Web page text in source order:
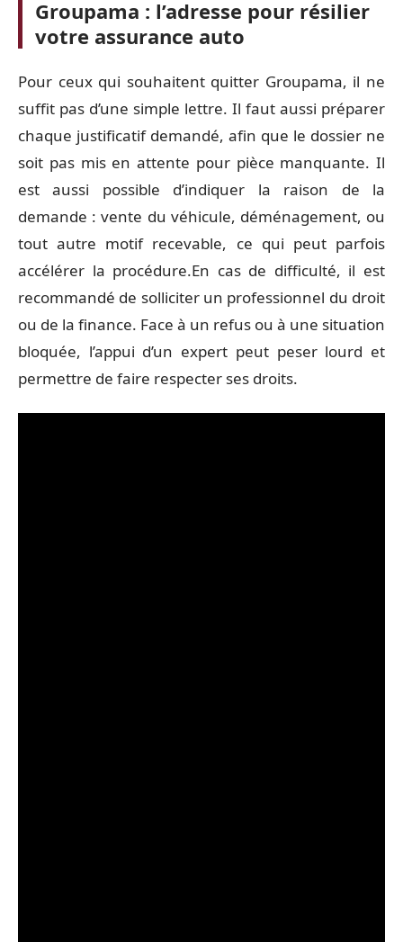
Groupama : l’adresse pour résilier
votre assurance auto
Pour ceux qui souhaitent quitter Groupama, il ne
suffit pas d’une simple lettre. Il faut aussi préparer
chaque justificatif demandé, afin que le dossier ne
soit pas mis en attente pour pièce manquante. Il
est aussi possible d’indiquer la raison de la
demande : vente du véhicule, déménagement, ou
tout autre motif recevable, ce qui peut parfois
accélérer la procédure.En cas de difficulté, il est
recommandé de solliciter un professionnel du droit
ou de la finance. Face à un refus ou à une situation
bloquée, l’appui d’un expert peut peser lourd et
permettre de faire respecter ses droits.